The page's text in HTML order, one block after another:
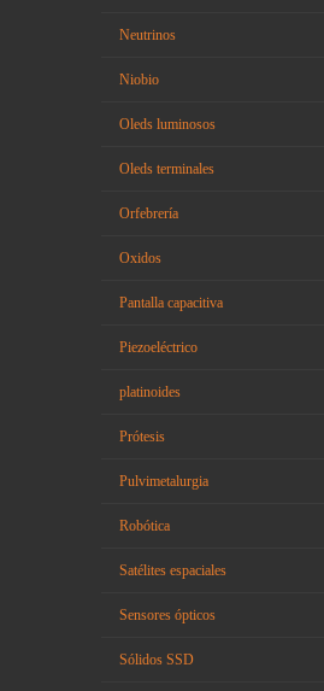
Neutrinos
Niobio
Oleds luminosos
Oleds terminales
Orfebrería
Oxidos
Pantalla capacitiva
Piezoeléctrico
platinoides
Prótesis
Pulvimetalurgia
Robótica
Satélites espaciales
Sensores ópticos
Sólidos SSD